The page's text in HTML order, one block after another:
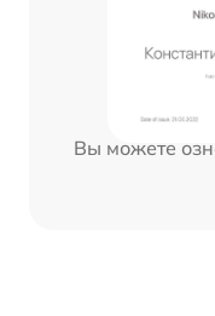
Вы можете